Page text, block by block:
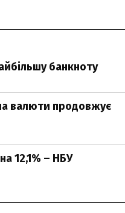
банкноту
валюти продовжує
12,1% – НБУ